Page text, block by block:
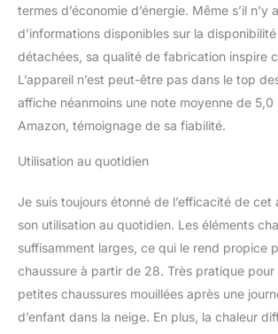
de différents
chaussures. Et
danger pour les
chaussures de
matériaux, elle
pas trop élevée
des gants, des
SÉCHAGE ET
sèche-
électrique peut
chaussures ou
termes d’économie d’énergie. Même s’il n’y
d’informations disponibles sur la
détachées, sa qualité de fabrication inspire
L’appareil n’est peut-être pas dans le top
affiche néanmoins une note moyenne de 5,0
Amazon, témoignage de sa fiabilité.
Utilisation au quotidien
Je suis toujours étonné de l’efficacité de cet
son utilisation au quotidien. Les éléments
suffisamment larges, ce qui le rend propice
chaussure à partir de 28. Très pratique pour
petites chaussures mouillées après une
d’enfant dans la neige. En plus, la chaleur